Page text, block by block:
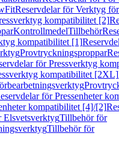
Reservdelar för Verktyg
kompatibilitet [2]
KontrollmedelTillbehör
kompatibilitet [1]
Provtryckningsproppar
för Pressverktyg
kompatibilitet [2XL]
för Pressenheter
kompatibilitet [4]/[2]
ElsvetsverktygTillbehör för
Tillbehör för